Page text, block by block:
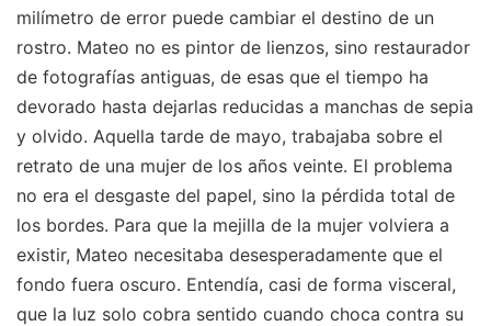
milímetro de error puede cambiar el destino de un
rostro. Mateo no es pintor de lienzos, sino restaurador
de fotografías antiguas, de esas que el tiempo ha
devorado hasta dejarlas reducidas a manchas de sepia
y olvido. Aquella tarde de mayo, trabajaba sobre el
retrato de una mujer de los años veinte. El problema
no era el desgaste del papel, sino la pérdida total de
los bordes. Para que la mejilla de la mujer volviera a
existir, Mateo necesitaba desesperadamente que el
fondo fuera oscuro. Entendía, casi de forma visceral,
que la luz solo cobra sentido cuando choca contra su